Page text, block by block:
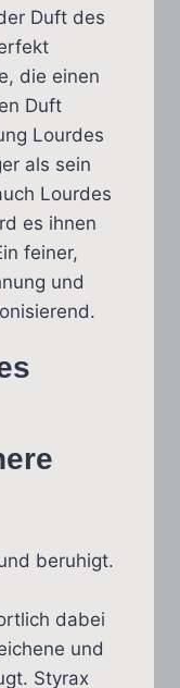
Duft des
die einen
Duft
Lourdes
als sein
Lourdes
es ihnen
feiner,
und
beruhigt.
dabei
und
Styrax